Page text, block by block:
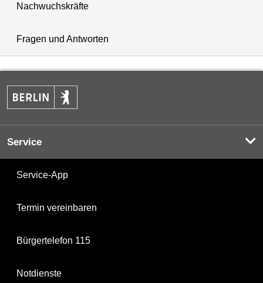
Nachwuchskräfte
Fragen und Antworten
Service
Service-App
Termin vereinbaren
Bürgertelefon 115
Notdienste